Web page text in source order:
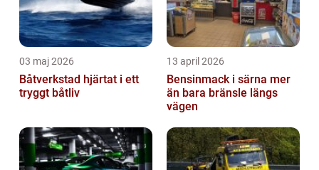
03 maj 2026
Båtverkstad hjärtat i ett
tryggt båtliv
13 april 2026
Bensinmack i särna mer
än bara bränsle längs
vägen